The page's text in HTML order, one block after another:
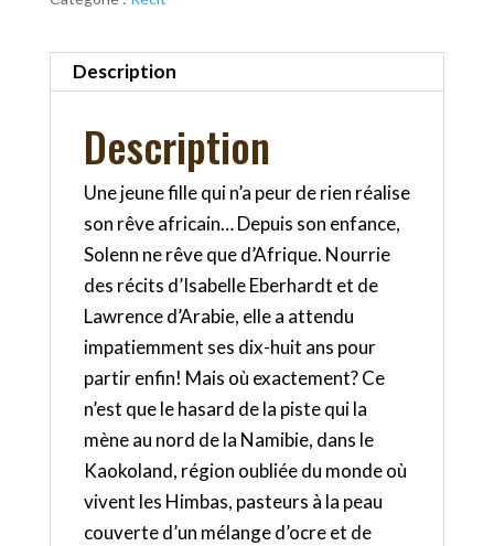
Description
Description
Une jeune fille qui n’a peur de rien réalise
son rêve africain… Depuis son enfance,
Solenn ne rêve que d’Afrique. Nourrie
des récits d’Isabelle Eberhardt et de
Lawrence d’Arabie, elle a attendu
impatiemment ses dix-huit ans pour
partir enfin! Mais où exactement? Ce
n’est que le hasard de la piste qui la
mène au nord de la Namibie, dans le
Kaokoland, région oubliée du monde où
vivent les Himbas, pasteurs à la peau
couverte d’un mélange d’ocre et de